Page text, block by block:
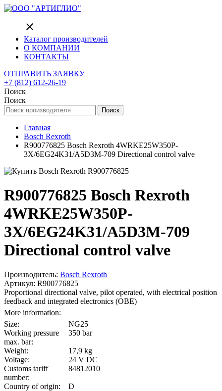
close
Каталог производителей
О КОМПАНИИ
КОНТАКТЫ
ОТПРАВИТЬ ЗАЯВКУ
+7 (812) 612-26-19
Поиск
Поиск
Поиск
Главная
Bosch Rexroth
R900776825 Bosch Rexroth 4WRKE25W350P-
3X/6EG24K31/A5D3M-709 Directional control valve
R900776825 Bosch Rexroth
4WRKE25W350P-
3X/6EG24K31/A5D3M-709
Directional control valve
Производитель: Bosch Rexroth
Артикул: R900776825
Proportional directional valve, pilot operated, with electrical position
feedback and integrated electronics (OBE)
More information:
Size:
NG25
Working pressure
max. bar:
350 bar
Weight:
17,9 kg
Voltage:
24 V DC
Customs tariff
number:
84812010
Country of origin: D